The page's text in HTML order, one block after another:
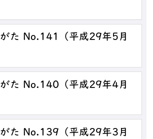
た No.141（平成29年5月
た No.140（平成29年4月
た No.139（平成29年3月